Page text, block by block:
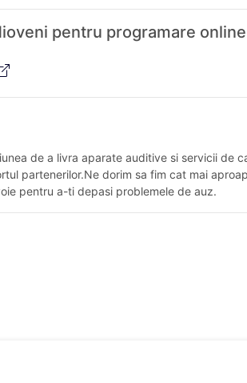
pentru programare
de a livra aparate auditive si servicii de
partenerilor.Ne dorim sa fim cat mai
pentru a-ti depasi problemele de auz.